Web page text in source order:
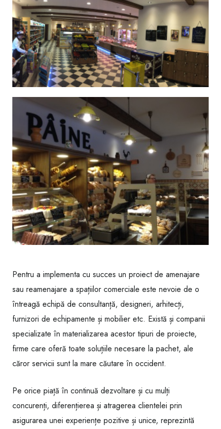
Pentru a implementa cu succes un proiect de amenajare
sau reamenajare a spațiilor comerciale este nevoie de o
întreagă echipă de consultanță, designeri, arhitecți,
furnizori de echipamente și mobilier etc. Există și companii
specializate în materializarea acestor tipuri de proiecte,
firme care oferă toate soluțiile necesare la pachet, ale
căror servicii sunt la mare căutare în occident.
Pe orice piață în continuă dezvoltare și cu mulți
concurenți, diferențierea și atragerea clientelei prin
asigurarea unei experiențe pozitive și unice, reprezintă